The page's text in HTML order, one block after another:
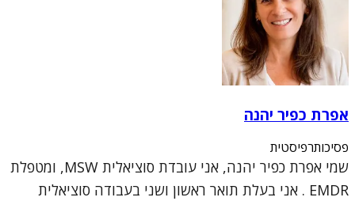
אפרת כפיר יהנה
פסיכותרפיסטית
שמי אפרת כפיר יהנה, אני עובדת סוציאלית MSW, ומטפלת
EMDR . אני בעלת תואר ראשון ושני בעבודה סוציאלית